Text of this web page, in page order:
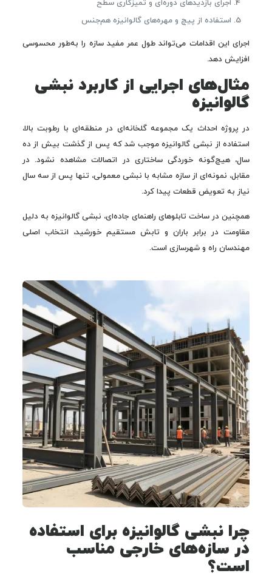
اجرای بازدیدهای دوره‌ای و تمیزکاری سطح
استفاده از پیچ و مهره‌های گالوانیزه هم‌جنس
اجرای این اقدامات می‌تواند طول عمر مفید سازه را به‌طور محسوسی
افزایش دهد.
مثال‌های اجرایی از کاربرد نبشی
گالوانیزه
در پروژه احداث یک مجموعه گلخانه‌ای در منطقه‌ای با رطوبت بالا،
استفاده از نبشی گالوانیزه موجب شد که پس از گذشت بیش از ده
سال، هیچ‌گونه خوردگی ساختاری در اتصالات مشاهده نشود. در
مقابل، نمونه‌ای از سازه مشابه با نبشی معمولی، تنها پس از سه سال
نیاز به تعویض قطعات پیدا کرد.
همچنین در ساخت تابلوهای راهنمای جاده‌ای، نبشی گالوانیزه به دلیل
مقاومت در برابر باران و تابش مستقیم خورشید، انتخاب اصلی
مهندسان راه و شهرسازی است.
چرا نبشی گالوانیزه برای استفاده
در سازه‌های خارجی مناسب
است؟